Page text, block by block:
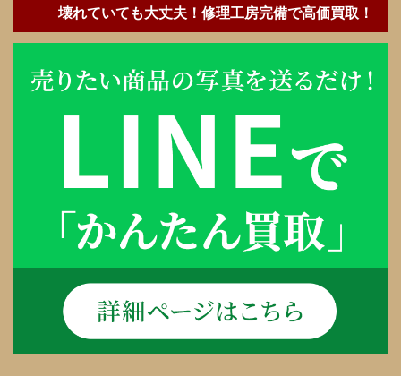
壊れていても大丈夫！修理工房完備で高価買取！